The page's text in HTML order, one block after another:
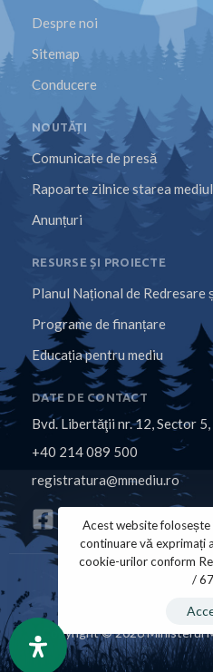
Despre noi
Sitemap
Conducere
NOUTĂȚI
Comunicate de presă
Rapoarte zilnice starea
Anunțuri
RESURSE ȘI PROIECTE
Planul Național de Redresare
Programe de finanțare
Educația pentru mediu
DATE DE CONTACT
Bvd. Libertăţii nr. 12, Sector
+40 214 089 500
registratura@mmediu.ro
Copyright © 2026 Ministerul
Acest website
continuare vă exprimați
cookie-urilor conform
/